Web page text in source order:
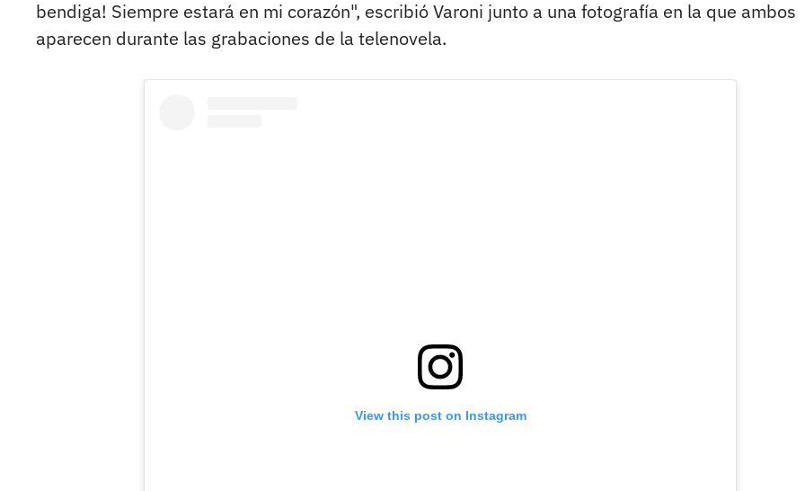
bendiga! Siempre estará en mi corazón", escribió Varoni junto a una fotografía en la que ambos
aparecen durante las grabaciones de la telenovela.
View this post on Instagram